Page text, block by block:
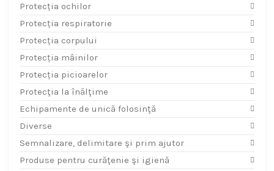
Protecția ochilor
Protecția respiratorie
Protecția corpului
Protecția mâinilor
Protecția picioarelor
Protecţia la înălţime
Echipamente de unică folosinţă
Diverse
Semnalizare, delimitare şi prim ajutor
Produse pentru curăţenie şi igienă